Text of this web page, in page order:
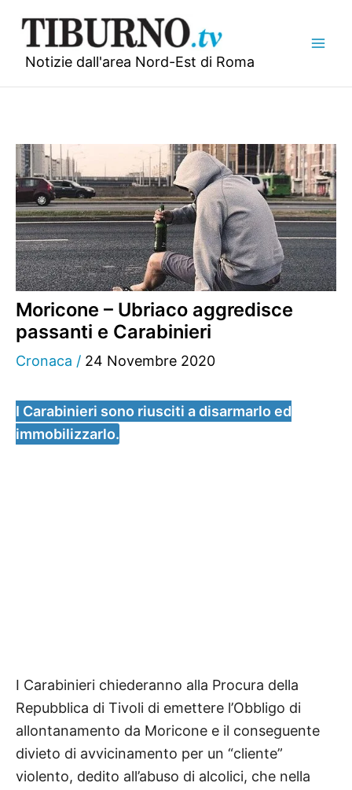
contenuto
Notizie dall'area Nord-Est di Roma
Moricone – Ubriaco aggredisce
passanti e Carabinieri
Cronaca / 24 Novembre 2020
I Carabinieri sono riusciti a disarmarlo ed
immobilizzarlo.
I Carabinieri chiederanno alla Procura della
Repubblica di Tivoli di emettere l’Obbligo di
allontanamento da Moricone e il conseguente
divieto di avvicinamento per un “cliente”
violento, dedito all’abuso di alcolici, che nella